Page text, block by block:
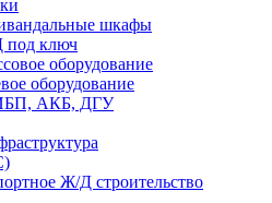
шкафы
ключ
оборудование
оборудование
АКБ, ДГУ
Ж/Д строительство